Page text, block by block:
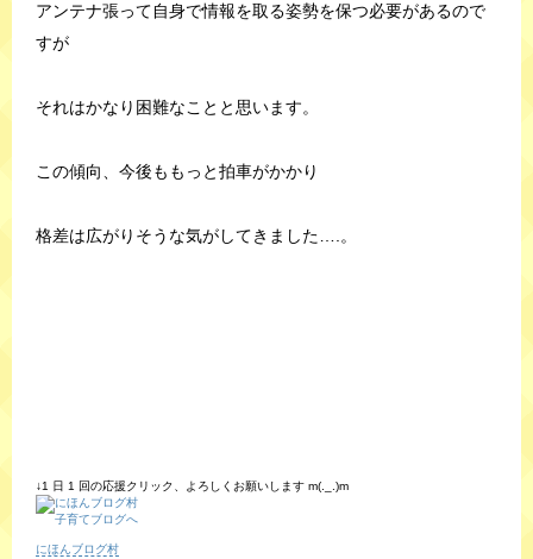
アンテナ張って自身で情報を取る姿勢を保つ必要があるので
すが
それはかなり困難なことと思います。
この傾向、今後ももっと拍車がかかり
格差は広がりそうな気がしてきました….。
↓1 日 1 回の応援クリック、よろしくお願いします m(._.)m
にほんブログ村